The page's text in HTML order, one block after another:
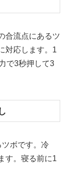
合流点にあるツ
対応します。1
で3秒押して3
ボです。冷
す。寝る前に1